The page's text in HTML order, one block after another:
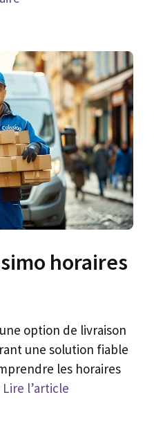
horaires
option de livraison
une solution fiable
les horaires
Lire l’article